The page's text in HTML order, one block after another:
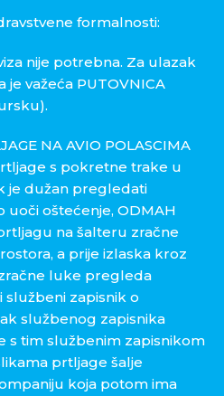
formalnosti:
nije potrebna. Za ulazak
važeća PUTOVNICA
NA AVIO POLASCIMA
s pokretne trake u
je dužan pregledati
oštećenje, ODMAH
na šalteru zračne
a prije izlaska kroz
luke pregleda
zapisnik o
službenog zapisnika
s tim službenim zapisnikom
prtljage šalje
koja potom ima